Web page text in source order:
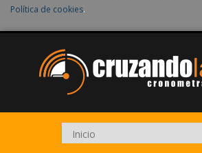
Política de cookies.